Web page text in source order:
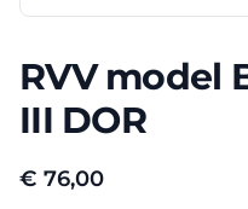
RVV model
III DOR
€ 76,00